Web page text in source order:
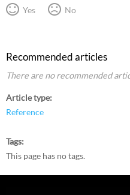
Yes No
Recommended articles
There are no recommended
Article type
Reference
Tags
This page has no tags.